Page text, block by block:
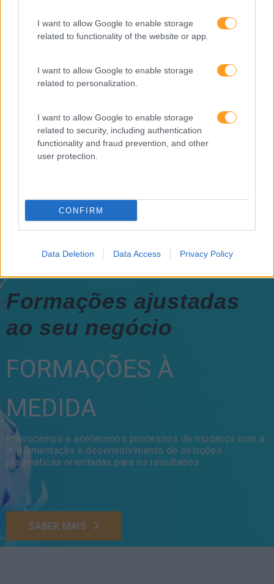
I want to allow Google to enable storage
related to functionality of the website or app.
I want to allow Google to enable storage
related to personalization.
I want to allow Google to enable storage
related to security, including authentication
functionality and fraud prevention, and other
user protection.
CONFIRM
Data Deletion Data Access Privacy Policy
“Formação em IA para
Raquel Rebelo, CEO da
SKOLAE Formação, fala
Formações ajustadas
ao seu negócio
FORMAÇÕES À
MEDIDA
Provocamos e aceleramos processos de mudança com a
implementação e desenvolvimento de soluções
pragmáticas orientadas para os resultados
SABER MAIS